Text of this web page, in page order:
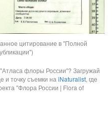
цитирование в "Полной
флоры России"? Загружай
и точку съемки на iNaturalist, где
"Флора России | Flora of